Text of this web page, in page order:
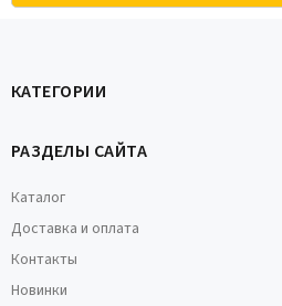
КАТЕГОРИИ
РАЗДЕЛЫ САЙТА
Каталог
Доставка и оплата
Контакты
Новинки